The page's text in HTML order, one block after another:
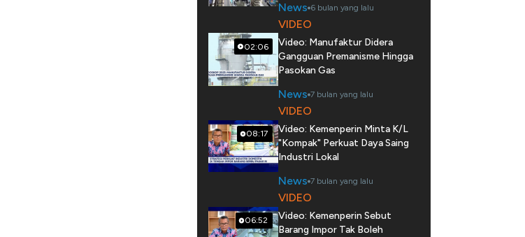
News 6 bulan yang lalu
02:06
VIDEO
Video: Manufaktur Didera
Gangguan Premanisme Hingga
Pasokan Gas
News 7 bulan yang lalu
08:17
VIDEO
Video: Kemenperin Minta K/L
"Kompak" Perkuat Daya Saing
Industri Lokal
News 7 bulan yang lalu
06:52
VIDEO
Video: Kemenperin Sebut
Barang Impor Tak Boleh